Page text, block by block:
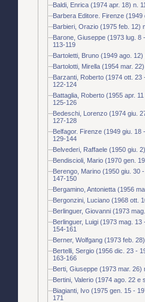
Baldi, Enrica (1974 apr. 18) n.
Barbera Editore. Firenze (1949
Barbieri, Orazio (1975 feb. 12)
Barone, Giuseppe (1973 lug. 8
113-119
Bartoletti, Bruno (1949 ago. 12)
Bartolotti, Mirella (1954 mar. 22)
Barzanti, Roberto (1974 ott. 23
122-124
Battaglia, Roberto (1955 apr.
125-126
Bedeschi, Lorenzo (1974 giu.
127-128
Belfagor. Firenze (1949 giu. 18
129-144
Belvederi, Raffaele (1950 giu.
Bendiscioli, Mario (1970 gen.
Berengo, Marino (1950 giu. 30
147-150
Bergamino, Antonietta (1956
Bergonzini, Luciano (1968 ott.
Berlinguer, Giovanni (1973
Berlinguer, Luigi (1973 mag. 13
154-161
Berner, Wolfgang (1973 feb.
Bertelli, Sergio (1956 dic. 23 -
163-166
Berti, Giuseppe (1973 mar. 26)
Bertini, Valerio (1974 ago. 22 e
Biagianti, Ivo (1975 gen. 15 -
171